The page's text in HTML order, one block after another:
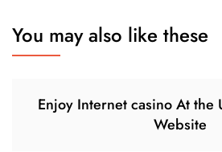
You may also like these
Enjoy Internet casino At the
Website